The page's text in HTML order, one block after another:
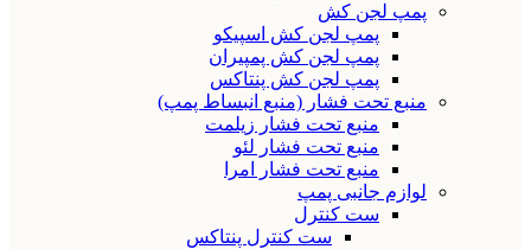
پمپ لجن کش
پمپ لجن کش اسپیکو
پمپ لجن کش پمپیران
پمپ لجن کش پنتاکس
منبع تحت فشار (منبع انبساط پمپ)
منبع تحت فشار زیلمت
منبع تحت فشار لئو
منبع تحت فشار امرا
لوازم جانبی پمپ
ست کنترل
ست کنترل پنتاکس